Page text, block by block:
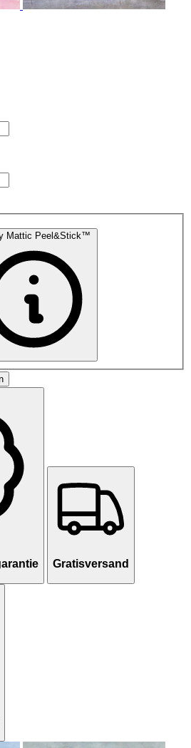
Mattic Peel&Stick™
Gratisversand